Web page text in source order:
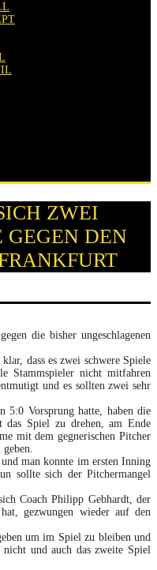
ZWEI
GEGEN DEN
die bisher ungeschlagenen
dass es zwei schwere Spiele
Stammspieler nicht mitfahren
und es sollten zwei sehr
5:0 Vorsprung hatte, haben die
das Spiel zu drehen, am Ende
mit dem gegnerischen Pitcher
man konnte im ersten Inning
sollte sich der Pitchermangel
Coach Philipp Gebhardt, der
gezwungen wieder auf den
um im Spiel zu bleiben und
und auch das zweite Spiel